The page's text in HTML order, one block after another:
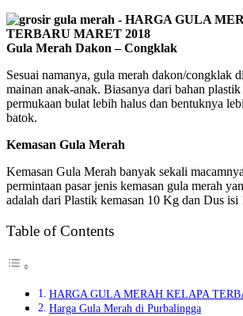
Gula Merah Dakon – Congklak
Sesuai namanya, gula merah dakon/congklak
mainan anak-anak. Biasanya dari bahan
permukaan bulat lebih halus dan bentuknya
batok.
Kemasan Gula Merah
Kemasan Gula Merah banyak sekali
permintaan pasar jenis kemasan gula merah
adalah dari Plastik kemasan 10 Kg dan Dus isi
Table of Contents
HARGA GULA MERAH KELAPA
Harga Gula Merah di Purbalingga